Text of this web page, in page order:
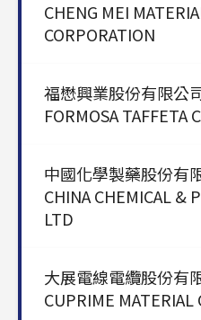
CHENG MEI
CORPORATION
福懋興業股份有限公
FORMOSA TAFFETA
中國化學製藥股份有
CHINA CHEMICAL &
LTD
大展電線電纜股份有
CUPRIME MATERIAL